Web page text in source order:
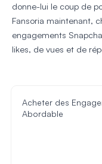
donne-lui le coup de
Fansoria maintenant,
engagements
likes, de vues et de
Acheter des
Abordable